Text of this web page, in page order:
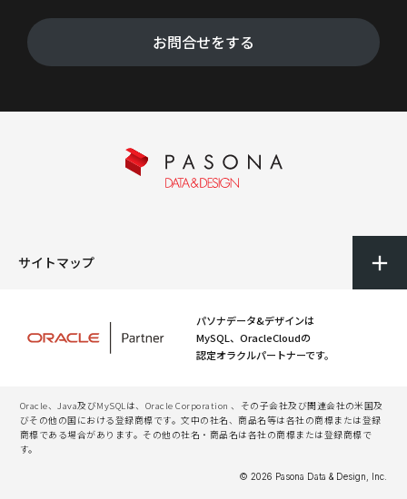
お問合せをする
サイトマップ
パソナデータ&デザインは
MySQL、OracleCloudの
認定オラクルパートナーです。
Oracle、Java及びMySQLは、Oracle Corporation 、その子会社及び関連会社の米国及
びその他の国における登録商標です。文中の社名、商品名等は各社の商標または登録
商標である場合があります。その他の社名・商品名は各社の商標または登録商標で
す。
© 2026 Pasona Data & Design, Inc.